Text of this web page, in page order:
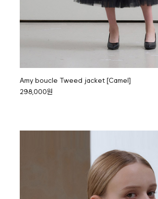
Amy boucle Tweed jacket [Camel]
298,000원